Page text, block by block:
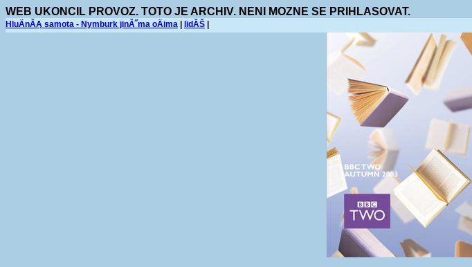
WEB UKONCIL PROVOZ. TOTO JE ARCHIV. NENI MOZNE SE PRIHLASOVAT.
HluÄnĂĄ samota - Nymburk jinĂ˝ma oÄima lidĂŠ